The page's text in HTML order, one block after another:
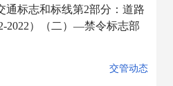
通标志和标线第2部分：道路
2022）（二）—禁令标志部
交管动态